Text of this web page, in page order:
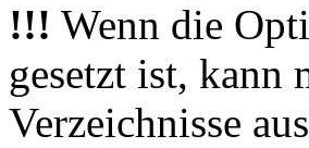
!!! Wenn die
gesetzt ist, kann
Verzeichnisse